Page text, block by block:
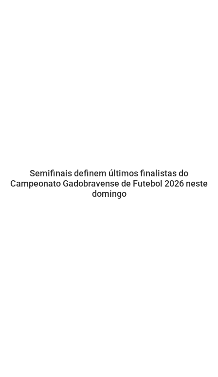
Semifinais definem últimos finalistas do
Campeonato Gadobravense de Futebol 2026 neste
domingo